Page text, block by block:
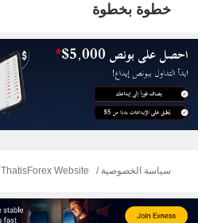
خطوة بخطوة
سياسة الخصوصية ThatisForex Website